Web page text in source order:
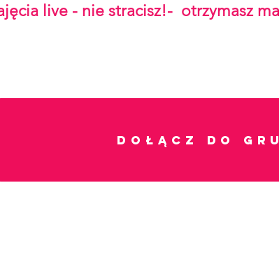
live - nie stracisz!- otrzymasz
Dołącz do